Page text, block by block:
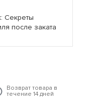
Секреты
после заката
Возврат товара в
течение 14 дней